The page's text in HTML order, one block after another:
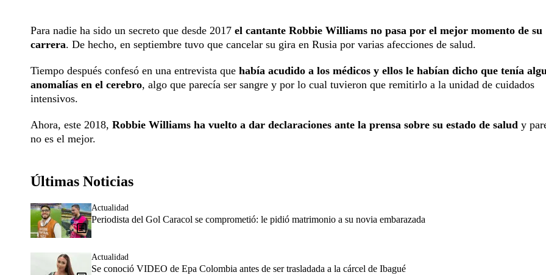
Para nadie ha sido un secreto que desde 2017 el cantante Robbie Williams no pasa por el mejor momento de su
carrera. De hecho, en septiembre tuvo que cancelar su gira en Rusia por varias afecciones de salud.
Tiempo después confesó en una entrevista que había acudido a los médicos y ellos le habían dicho que tenía
anomalías en el cerebro, algo que parecía ser sangre y por lo cual tuvieron que remitirlo a la unidad de cuidados
intensivos.
Ahora, este 2018, Robbie Williams ha vuelto a dar declaraciones ante la prensa sobre su estado de salud y
no es el mejor.
Últimas Noticias
Actualidad
Periodista del Gol Caracol se comprometió: le pidió matrimonio a su novia embarazada
Actualidad
Se conoció VIDEO de Epa Colombia antes de ser trasladada a la cárcel de Ibagué